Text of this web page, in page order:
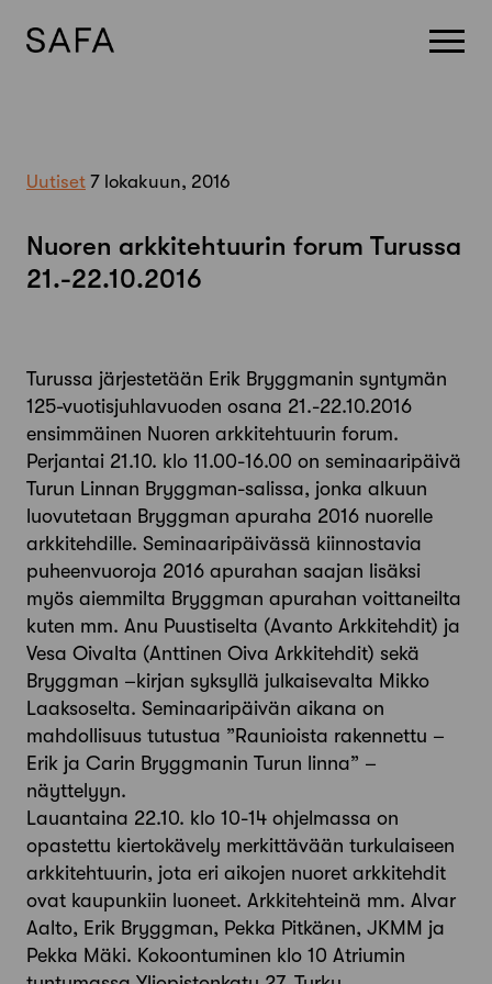
Uutiset 7 lokakuun, 2016
Nuoren arkkitehtuurin forum Turussa
21.-22.10.2016
Turussa järjestetään Erik Bryggmanin syntymän
125-vuotisjuhlavuoden osana 21.-22.10.2016
ensimmäinen Nuoren arkkitehtuurin forum.
Perjantai 21.10. klo 11.00-16.00 on seminaaripäivä
Turun Linnan Bryggman-salissa, jonka alkuun
luovutetaan Bryggman apuraha 2016 nuorelle
arkkitehdille. Seminaaripäivässä kiinnostavia
puheenvuoroja 2016 apurahan saajan lisäksi
myös aiemmilta Bryggman apurahan voittaneilta
kuten mm. Anu Puustiselta (Avanto Arkkitehdit) ja
Vesa Oivalta (Anttinen Oiva Arkkitehdit) sekä
Bryggman –kirjan syksyllä julkaisevalta Mikko
Laaksoselta. Seminaaripäivän aikana on
mahdollisuus tutustua ”Raunioista rakennettu –
Erik ja Carin Bryggmanin Turun linna” –
näyttelyyn.
Lauantaina 22.10. klo 10-14 ohjelmassa on
opastettu kiertokävely merkittävään turkulaiseen
arkkitehtuurin, jota eri aikojen nuoret arkkitehdit
ovat kaupunkiin luoneet. Arkkitehteinä mm. Alvar
Aalto, Erik Bryggman, Pekka Pitkänen, JKMM ja
Pekka Mäki. Kokoontuminen klo 10 Atriumin